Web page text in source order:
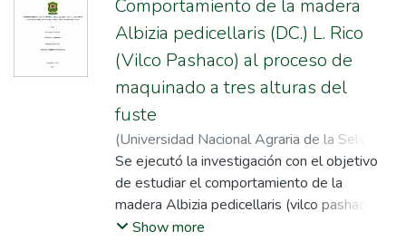
Comportamiento de la madera
Albizia pedicellaris (DC.) L. Rico
(Vilco Pashaco) al proceso de
maquinado a tres alturas del
fuste
(Universidad Nacional Agraria de la Selva
2022)Vásquez Guerrero, Paul Maycol;
Ochoa Cuya, Ricardo;Gutierrez Collao, Jairo
Edson
Se ejecutó la investigación con el objetivo
de estudiar el comportamiento de la
madera Albizia pedicellaris (vilco pashaco) al
proceso de maquinado a tres alturas de
Show more